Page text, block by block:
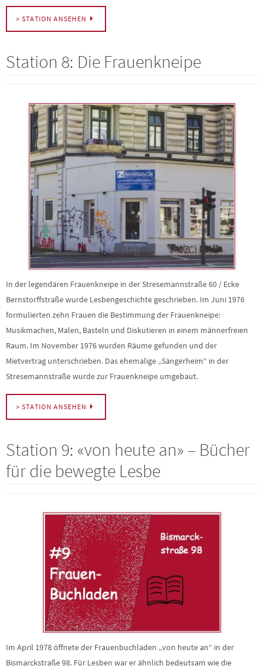
> STATION ANSEHEN
Station 8: Die Frauenkneipe
In der legendären Frauenkneipe in der Stresemannstraße 60 / Ecke
Bernstorffstraße wurde Lesbengeschichte geschrieben. Im Juni 1976
formulierten zehn Frauen die Bestimmung der Frauenkneipe:
Musikmachen, Malen, Basteln und Diskutieren in einem männerfreien
Raum. Im November 1976 wurden Räume gefunden und der
Mietvertrag unterschrieben. Das ehemalige „Sängerheim“ in der
Stresemannstraße wurde zur Frauenkneipe umgebaut.
> STATION ANSEHEN
Station 9: «von heute an» – Bücher
für die bewegte Lesbe
Im April 1978 öffnete der Frauenbuchladen „von heute an“ in der
Bismarckstraße 98. Für Lesben war er ähnlich bedeutsam wie die